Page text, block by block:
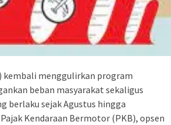
kembali menggulirkan program
beban masyarakat sekaligus
berlaku sejak Agustus hingga
Kendaraan Bermotor (PKB), opsen